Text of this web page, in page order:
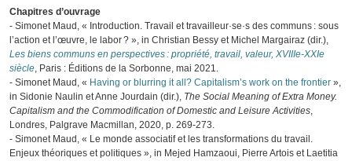
Chapitres d’ouvrage
- Simonet Maud, « Introduction. Travail et travailleur·se·s des communs : sous
l’action et l’œuvre, le labor ? », in Christian Bessy et Michel Margairaz (dir.),
Les biens communs en perspectives : propriété, travail, valeur, XVIIIe-XXIe
siècle, Paris : Éditions de la Sorbonne, mai 2021.
- Simonet Maud, « Having or blurring it all? Capitalism’s work on the frontier »,
in Sidonie Naulin et Anne Jourdain (dir.), The Social Meaning of Extra Money.
Capitalism and the Commodification of Domestic and Leisure Activities,
Londres, Palgrave Macmillan, 2020, p. 269‑273.
- Simonet Maud, « Le monde associatif et les transformations du travail.
Enjeux théoriques et politiques », in Mejed Hamzaoui, Pierre Artois et Laetitia